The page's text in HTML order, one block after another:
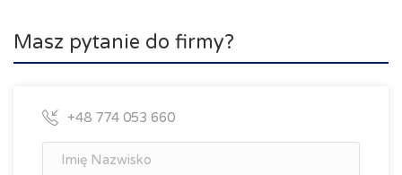
Masz pytanie do firmy?
+48 774 053 660